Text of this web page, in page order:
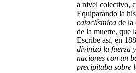
a nivel colectivo,
Equiparando la
cataclísmica de la
de la muerte, que
Escribe así, en
divinizó la fuerza
naciones con un
precipitaba sobre